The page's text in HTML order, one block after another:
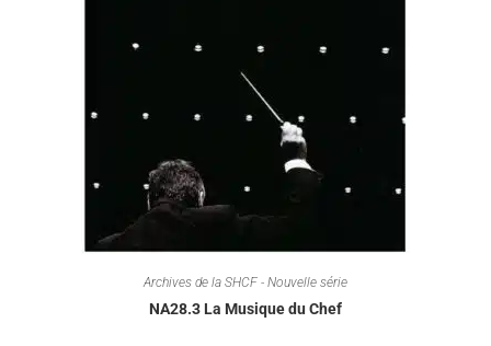
Archives de la SHCF - Nouvelle série
NA28.3 La Musique du Chef